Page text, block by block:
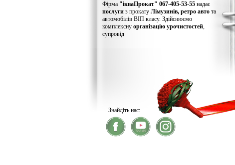
Фірма "ікваПрокат" 067-405-53-55 надає
послуги з прокату Лімузинів, ретро авто та
автомобілів ВІП класу. Здійснюємо
комплексну організацію урочистостей,
супровід
Знайдіть нас: